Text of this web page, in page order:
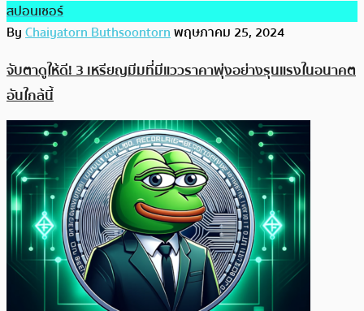
สปอนเซอร์
ByChaiyatorn Buthsoontornพฤษภาคม 25, 2024
จับตาดูให้ดี! 3 เหรียญมีมที่มีแววราคาพุ่งอย่างรุนแรงในอนาคต
อันใกล้นี้